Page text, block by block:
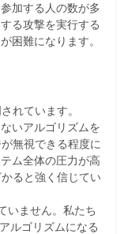
加する人の数が多
る攻撃を実行する
困難になります。
れています。
いアルゴリズムを
無視できる程度に
ム全体の圧力が高
ると強く信じてい
いません。私たち
ルゴリズムになる